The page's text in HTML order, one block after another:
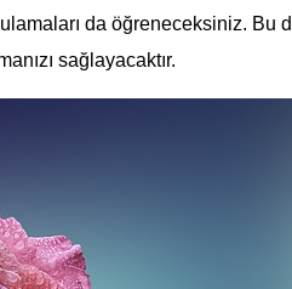
da öğreneceksiniz. Bu
sağlayacaktır.